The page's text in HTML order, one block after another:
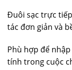
Đuôi sạc trực
tác đơn giản và
Phù hợp để
tính trong cuộc